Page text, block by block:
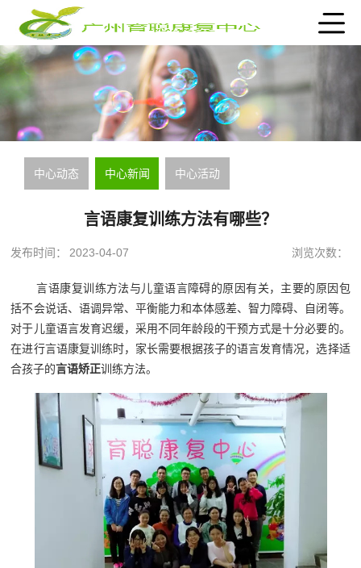
中心动态 中心新闻 中心活动
言语康复训练方法有哪些？
发布时间： 2023-04-07 浏览次数：
言语康复训练方法与儿童语言障碍的原因有关，主要的原因包
括不会说话、语调异常、平衡能力和本体感差、智力障碍、自闭等。
对于儿童语言发育迟缓，采用不同年龄段的干预方式是十分必要的。
在进行言语康复训练时，家长需要根据孩子的语言发育情况，选择适
合孩子的言语矫正训练方法。